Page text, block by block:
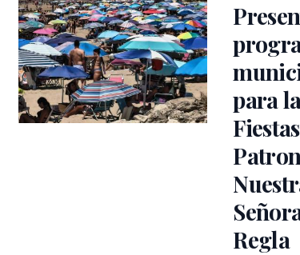
para
Fiestas
Regla